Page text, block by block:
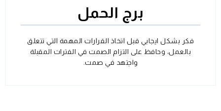
برج الحمل
فكر بشكل ايجابي قبل اتخاذ القرارات المهمة التي تتعلق
بالعمل، وحافظ على التزام الصمت في الفترات المقبلة
واجتهد في صمت.